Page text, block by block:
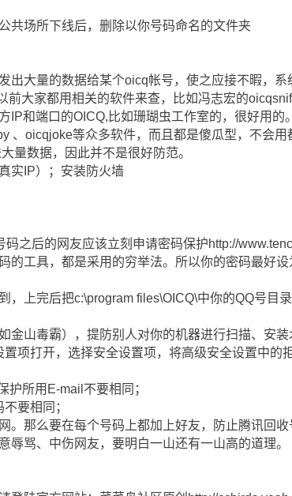
共场所下线后，删除以你号码命名的文件夹
出大量的数据给某个oicq帐号，使之应接不暇，系
前大家都用相关的软件来查，比如冯志宏的
和端口的OICQ,比如珊瑚虫工作室的，很好用的。
、oicqjoke等众多软件，而且都是傻瓜型，不会用
量数据，因此并不是很好防范。
实IP）；安装防火墙
之后的网友应该立刻申请密码保护http://
的工具，都是采用的穷举法。所以你的密码最好
，上完后把c:\program files\OICQ\中你的QQ号目录
金山毒霸），提防别人对你的机器进行扫描、安装
项打开，选择安全设置项，将高级安全设置中的
护所用E-mail不要相同；
要相同；
。那么要在每个号码上都加上好友，防止腾讯回收
辱骂、中伤网友，要明白一山还有一山高的道理。